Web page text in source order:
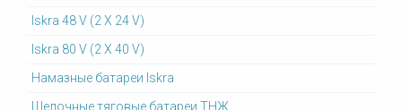
Iskra 48 V (2 X 24 V)
Iskra 80 V (2 X 40 V)
Намазные батареи Iskra
Щелочные тяговые батареи ТНЖ